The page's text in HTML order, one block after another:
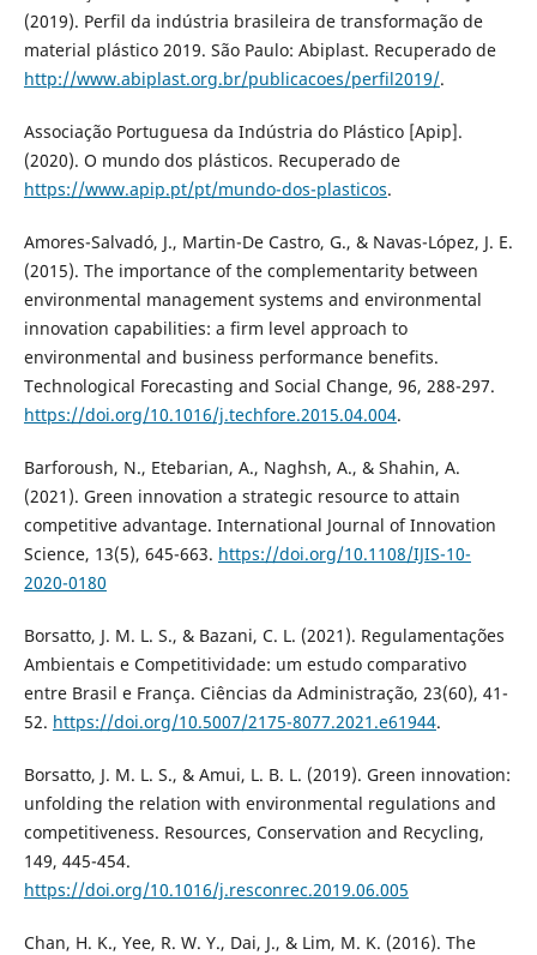
(2019). Perfil da indústria brasileira de transformação de
material plástico 2019. São Paulo: Abiplast. Recuperado de
http://www.abiplast.org.br/publicacoes/perfil2019/.
Associação Portuguesa da Indústria do Plástico [Apip].
(2020). O mundo dos plásticos. Recuperado de
https://www.apip.pt/pt/mundo-dos-plasticos.
Amores-Salvadó, J., Martin-De Castro, G., & Navas-López, J. E.
(2015). The importance of the complementarity between
environmental management systems and environmental
innovation capabilities: a firm level approach to
environmental and business performance benefits.
Technological Forecasting and Social Change, 96, 288-297.
https://doi.org/10.1016/j.techfore.2015.04.004.
Barforoush, N., Etebarian, A., Naghsh, A., & Shahin, A.
(2021). Green innovation a strategic resource to attain
competitive advantage. International Journal of Innovation
Science, 13(5), 645-663. https://doi.org/10.1108/IJIS-10-
2020-0180
Borsatto, J. M. L. S., & Bazani, C. L. (2021). Regulamentações
Ambientais e Competitividade: um estudo comparativo
entre Brasil e França. Ciências da Administração, 23(60), 41-
52. https://doi.org/10.5007/2175-8077.2021.e61944.
Borsatto, J. M. L. S., & Amui, L. B. L. (2019). Green innovation:
unfolding the relation with environmental regulations and
competitiveness. Resources, Conservation and Recycling,
149, 445-454.
https://doi.org/10.1016/j.resconrec.2019.06.005
Chan, H. K., Yee, R. W. Y., Dai, J., & Lim, M. K. (2016). The